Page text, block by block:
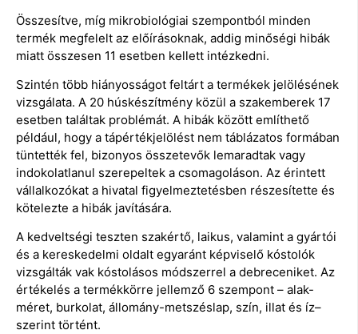
Összesítve, míg mikrobiológiai szempontból minden
termék megfelelt az előírásoknak, addig minőségi hibák
miatt összesen 11 esetben kellett intézkedni.
Szintén több hiányosságot feltárt a termékek jelölésének
vizsgálata. A 20 húskészítmény közül a szakemberek 17
esetben találtak problémát. A hibák között említhető
például, hogy a tápértékjelölést nem táblázatos formában
tüntették fel, bizonyos összetevők lemaradtak vagy
indokolatlanul szerepeltek a csomagoláson. Az érintett
vállalkozókat a hivatal figyelmeztetésben részesítette és
kötelezte a hibák javítására.
A kedveltségi teszten szakértő, laikus, valamint a gyártói
és a kereskedelmi oldalt egyaránt képviselő kóstolók
vizsgálták vak kóstolásos módszerrel a debreceniket. Az
értékelés a termékkörre jellemző 6 szempont – alak-
méret, burkolat, állomány-metszéslap, szín, illat és íz–
szerint történt.